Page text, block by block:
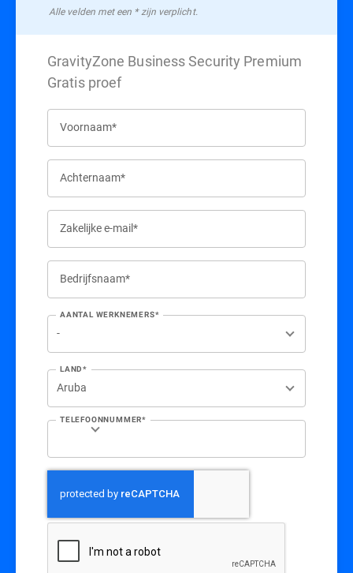
Alle velden met een * zijn verplicht.
GravityZone Business Security Premium
Gratis proef
Voornaam*
Achternaam*
Zakelijke e-mail*
Bedrijfsnaam*
AANTAL WERKNEMERS*
LAND*
TELEFOONNUMMER*